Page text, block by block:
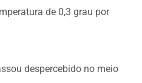
de 0,3 grau por
despercebido no meio